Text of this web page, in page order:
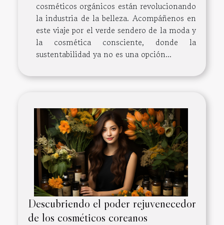
cosméticos orgánicos están revolucionando
la industria de la belleza. Acompáñenos en
este viaje por el verde sendero de la moda y
la cosmética consciente, donde la
sustentabilidad ya no es una opción...
Descubriendo el poder rejuvenecedor
de los cosméticos coreanos